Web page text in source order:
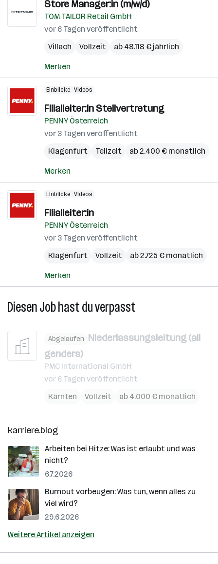
Store Manager:in (m/w/d)
TOM TAILOR Retail GmbH
vor 6 Tagen veröffentlicht
Villach
Vollzeit ab 48.118 € jährlich
Merken
Einblicke Videos
Filialleiter:in Stellvertretung
PENNY Österreich
vor 3 Tagen veröffentlicht
Klagenfurt
Teilzeit ab 2.400 € monatlich
Merken
Einblicke Videos
Filialleiter:in
PENNY Österreich
vor 3 Tagen veröffentlicht
Klagenfurt
Vollzeit ab 2.725 € monatlich
Merken
Diesen Job hast du verpasst
Abgelaufen Niederlassungsleitung (all
genders)
PMC International GmbH
vor 6 Tagen veröffentlicht
Kärnten
Vollzeit ab 4.000 € monatlich
karriere.blog
Arbeiten bei Hitze: Was ist erlaubt und was
nicht?
6.7.2026
Burnout vorbeugen: Was tun, wenn alles zu
viel wird?
29.6.2026
Weitere Artikel anzeigen